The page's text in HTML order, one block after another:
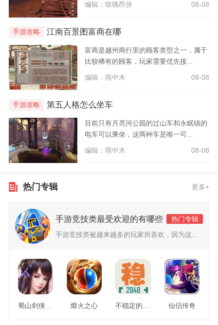
编辑：吱咦昂张 08-08
手游攻略 江南百景图富商在哪
富商是越州商行里的顾客类型之一，属于
比较稀有的顾客，玩家需要优先接...
编辑：雨中木 08-08
手游攻略 第五人格怎么坐车
目前只有月亮河公园的过山车和永眠镇的
电车可以乘坐，这两种车是唯一可...
编辑：雨中木 08-08
热门专辑 更多+
手游竞技类最受欢迎的有哪些
热门专辑
手游竞技类被越来越多的玩家所喜欢，因为这...
蜀山剑侠情缘 熔火之心 仙侣传奇